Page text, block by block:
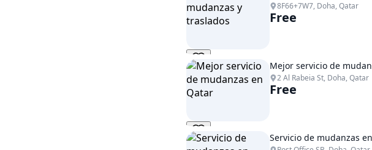
8F66+7W7, Doha, Qatar
Free
Mejor servicio de
2 Al Rabeia St, Doha, Qatar
Free
Servicio de mudanzas